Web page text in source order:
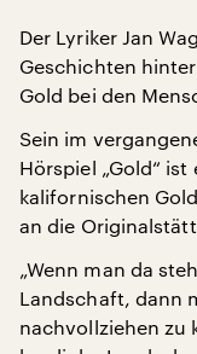
Der Lyriker Jan
Geschichten
Gold bei den
Sein im
Hörspiel „Gold“
kalifornischen
an die
„Wenn man da
Landschaft, dann
nachvollziehen zu